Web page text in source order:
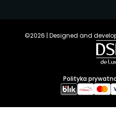
©2026 | Designed and
Polityka